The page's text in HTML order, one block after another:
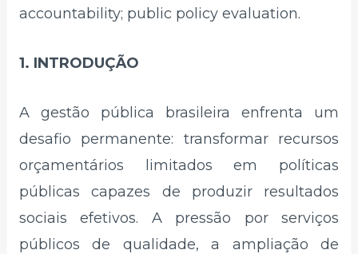
accountability; public policy evaluation.
1. INTRODUÇÃO
A gestão pública brasileira enfrenta um
desafio permanente: transformar recursos
orçamentários limitados em políticas
públicas capazes de produzir resultados
sociais efetivos. A pressão por serviços
públicos de qualidade, a ampliação de